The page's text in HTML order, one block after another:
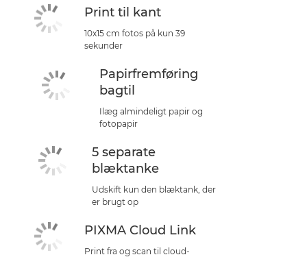
Print til kant
10x15 cm fotos på kun 39
sekunder
Papirfremføring
bagtil
Ilæg almindeligt papir og
fotopapir
5 separate
blæktanke
Udskift kun den blæktank, der
er brugt op
PIXMA Cloud Link
Print fra og scan til cloud-